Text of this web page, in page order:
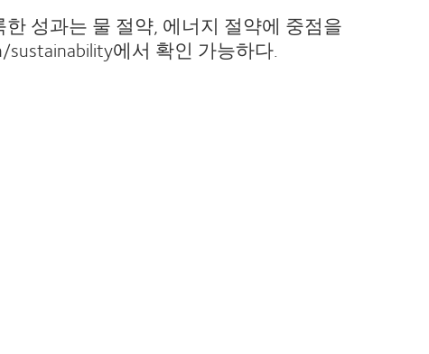
한 성과는 물 절약, 에너지 절약에 중점을
에서 확인 가능하다.